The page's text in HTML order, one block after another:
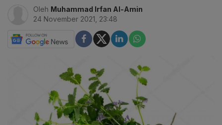
Oleh Muhammad Irfan Al-Amin
24 November 2021, 23:48